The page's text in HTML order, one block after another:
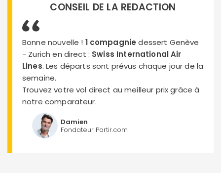
CONSEIL DE LA REDACTION
Bonne nouvelle ! 1 compagnie dessert Genève
- Zurich en direct : Swiss International Air
Lines. Les départs sont prévus chaque jour de la
semaine.
Trouvez votre vol direct au meilleur prix grâce à
notre comparateur.
Damien
Fondateur Partir.com